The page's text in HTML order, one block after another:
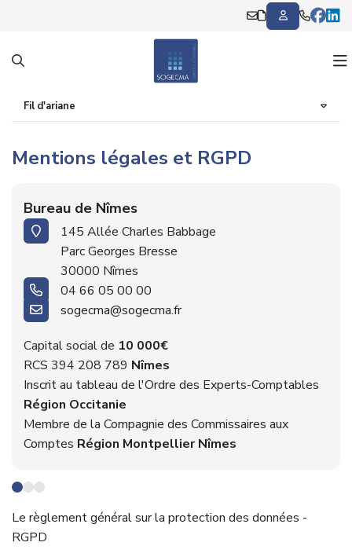
Notre cabinet
Présentation
Nos équipes
Nos outils collaboratifs
Recrutement
Nos expertises
Création d'entreprise
International
Patrimoine
RH & social
Conseil & gestion
Focus Patrimoine
Full compta
Création d’entreprise
Essentiel compta
Gestion RH et paie
Actualités
Actualités
Échéanciers
Simulateurs
Fil d'ariane
Mentions légales et RGPD
Bureau de Nîmes
145 Allée Charles Babbage
Parc Georges Bresse
30000 Nîmes
04 66 05 00 00
sogecma@sogecma.fr
Capital social de 10 000€
RCS 394 208 789 Nîmes
Inscrit au tableau de l'Ordre des Experts-Comptables
Région Occitanie
Membre de la Compagnie des Commissaires aux
Comptes Région Montpellier Nîmes
Le règlement général sur la protection des données -
RGPD